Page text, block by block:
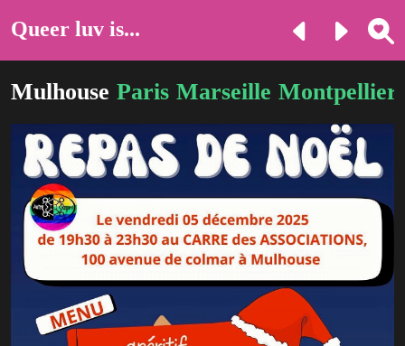
Queer luv is...
Mulhouse Paris Marseille Montpellier